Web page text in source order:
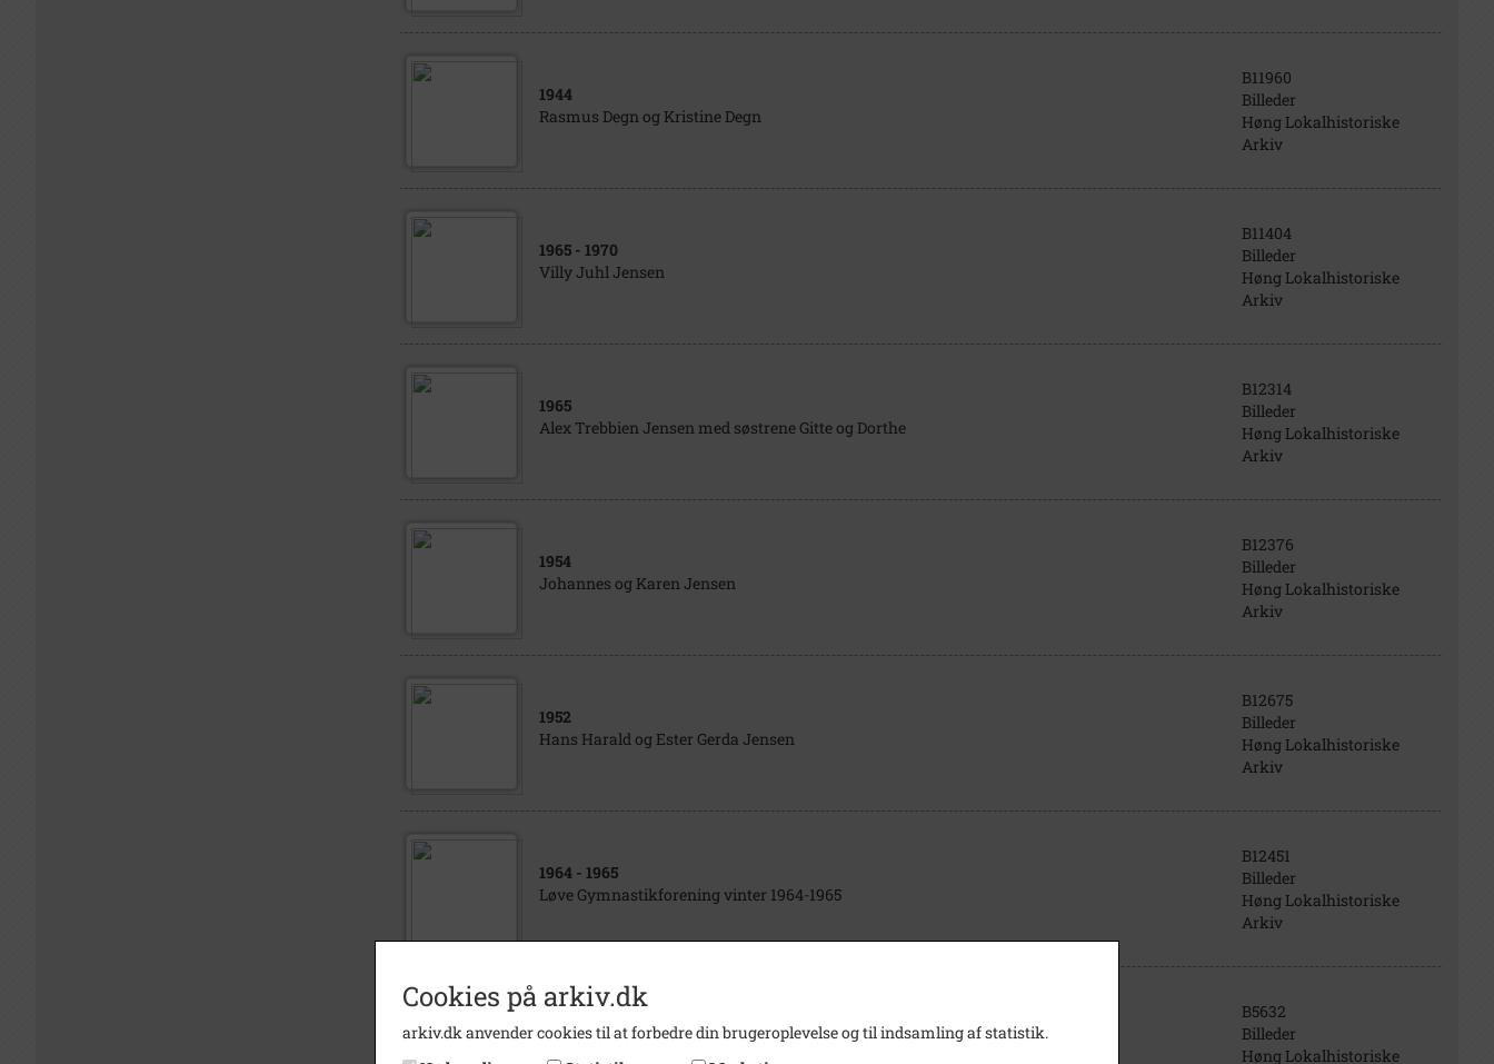
1944
Rasmus Degn og Kristine Degn
B11960
Billeder
Høng Lokalhistoriske
Arkiv
1965 - 1970
Villy Juhl Jensen
B11404
Billeder
Høng Lokalhistoriske
Arkiv
1965
Alex Trebbien Jensen med søstrene Gitte og Dorthe
B12314
Billeder
Høng Lokalhistoriske
Arkiv
1954
Johannes og Karen Jensen
B12376
Billeder
Høng Lokalhistoriske
Arkiv
1952
Hans Harald og Ester Gerda Jensen
B12675
Billeder
Høng Lokalhistoriske
Arkiv
1964 - 1965
Løve Gymnastikforening vinter 1964-1965
B12451
Billeder
Høng Lokalhistoriske
Arkiv
1970- 1990
B5632
Billeder
Høng Lokalhistoriske
Cookies på arkiv.dk
arkiv.dk anvender cookies til at forbedre din brugeroplevelse og til indsamling af statistik.